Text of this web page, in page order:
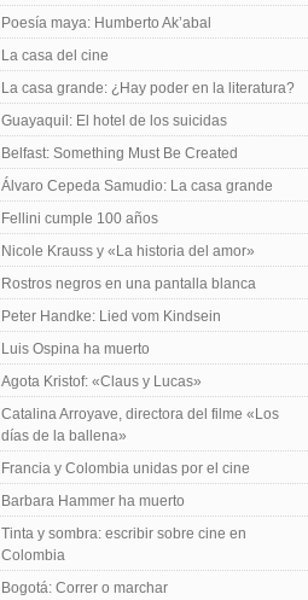
Poesía maya: Humberto Ak’abal
La casa del cine
La casa grande: ¿Hay poder en la literatura?
Guayaquil: El hotel de los suicidas
Belfast: Something Must Be Created
Álvaro Cepeda Samudio: La casa grande
Fellini cumple 100 años
Nicole Krauss y «La historia del amor»
Rostros negros en una pantalla blanca
Peter Handke: Lied vom Kindsein
Luis Ospina ha muerto
Agota Kristof: «Claus y Lucas»
Catalina Arroyave, directora del filme «Los
días de la ballena»
Francia y Colombia unidas por el cine
Barbara Hammer ha muerto
Tinta y sombra: escribir sobre cine en
Colombia
Bogotá: Correr o marchar